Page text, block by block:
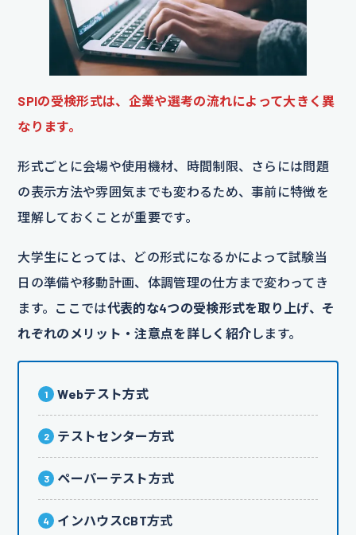
SPIの受検形式は、企業や選考の流れによって大きく異
なります。
形式ごとに会場や使用機材、時間制限、さらには問題
の表示方法や雰囲気までも変わるため、事前に特徴を
理解しておくことが重要です。
大学生にとっては、どの形式になるかによって試験当
日の準備や移動計画、体調管理の仕方まで変わってき
ます。ここでは代表的な4つの受検形式を取り上げ、そ
れぞれのメリット・注意点を詳しく紹介 します。
Webテスト方式
テストセンター方式
ペーパーテスト方式
インハウスCBT方式